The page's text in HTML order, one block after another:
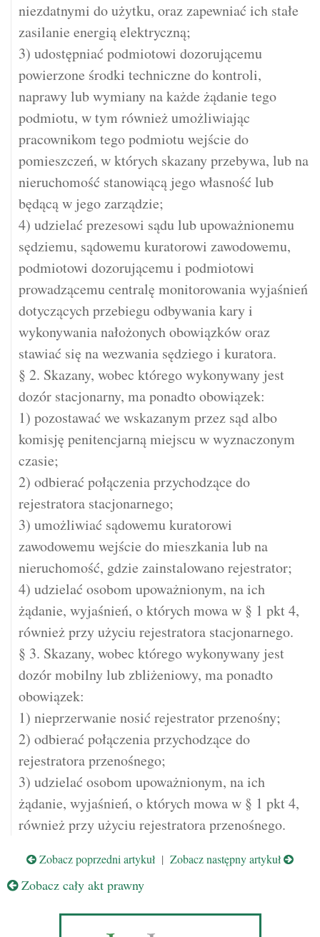
niezdatnymi do użytku, oraz zapewniać ich stałe
zasilanie energią elektryczną;
3) udostępniać podmiotowi dozorującemu
powierzone środki techniczne do kontroli,
naprawy lub wymiany na każde żądanie tego
podmiotu, w tym również umożliwiając
pracownikom tego podmiotu wejście do
pomieszczeń, w których skazany przebywa, lub na
nieruchomość stanowiącą jego własność lub
będącą w jego zarządzie;
4) udzielać prezesowi sądu lub upoważnionemu
sędziemu, sądowemu kuratorowi zawodowemu,
podmiotowi dozorującemu i podmiotowi
prowadzącemu centralę monitorowania wyjaśnień
dotyczących przebiegu odbywania kary i
wykonywania nałożonych obowiązków oraz
stawiać się na wezwania sędziego i kuratora.
§ 2. Skazany, wobec którego wykonywany jest
dozór stacjonarny, ma ponadto obowiązek:
1) pozostawać we wskazanym przez sąd albo
komisję penitencjarną miejscu w wyznaczonym
czasie;
2) odbierać połączenia przychodzące do
rejestratora stacjonarnego;
3) umożliwiać sądowemu kuratorowi
zawodowemu wejście do mieszkania lub na
nieruchomość, gdzie zainstalowano rejestrator;
4) udzielać osobom upoważnionym, na ich
żądanie, wyjaśnień, o których mowa w § 1 pkt 4,
również przy użyciu rejestratora stacjonarnego.
§ 3. Skazany, wobec którego wykonywany jest
dozór mobilny lub zbliżeniowy, ma ponadto
obowiązek:
1) nieprzerwanie nosić rejestrator przenośny;
2) odbierać połączenia przychodzące do
rejestratora przenośnego;
3) udzielać osobom upoważnionym, na ich
żądanie, wyjaśnień, o których mowa w § 1 pkt 4,
również przy użyciu rejestratora przenośnego.
Zobacz poprzedni artykuł | Zobacz następny artykuł
Zobacz cały akt prawny